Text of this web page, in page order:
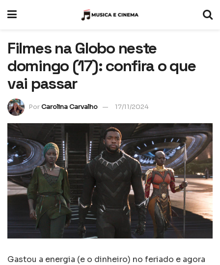
Filmes na Globo neste
domingo (17): confira o que
vai passar
PorCarolina Carvalho 17/11/2024
Gastou a energia (e o dinheiro) no feriado e agora